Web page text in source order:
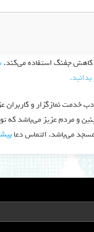
جفنگ استفاده می‌کند.
خدمت نمازگزار و کاربران
و مردم عزیز می‌باشد که
می‌باشد. التماس دعا